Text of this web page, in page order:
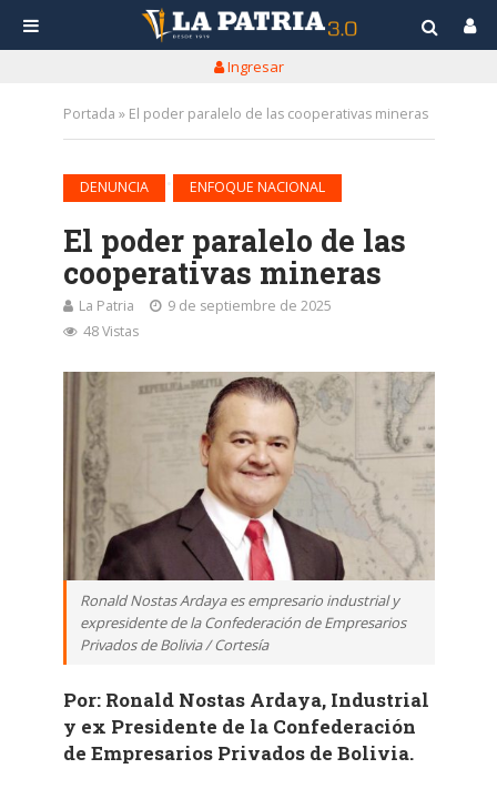
Ingresar
Portada » El poder paralelo de las cooperativas mineras
DENUNCIA ENFOQUE NACIONAL
El poder paralelo de las
cooperativas mineras
La Patria
9 de septiembre de 2025
48 Vistas
Ronald Nostas Ardaya es empresario industrial y
expresidente de la Confederación de Empresarios
Privados de Bolivia / Cortesía
Por: Ronald Nostas Ardaya, Industrial
y ex Presidente de la Confederación
de Empresarios Privados de Bolivia.